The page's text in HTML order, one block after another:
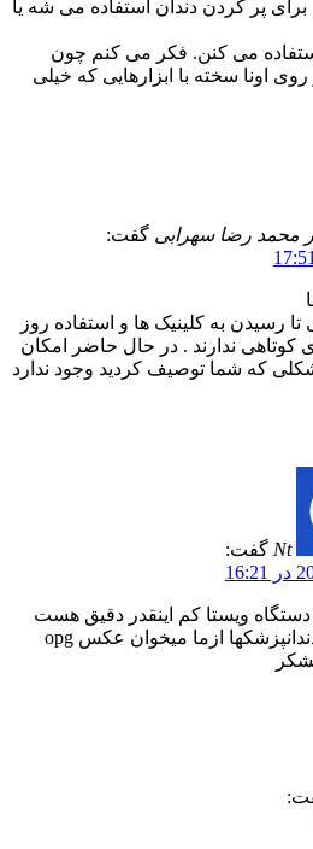
پر کردن دندان استفاده می شه یا
می کنن. فکر می کنم چون
اونا سخته با ابزارهایی که خیلی
محمد رضا سهرابی گفت:
تا رسیدن به کلینیک ها و استفاده روز
کوتاهی ندارند . در حال حاضر امکان
شکلی که شما توصیف کردید وجود ندارد
Nt گفت:
دستگاه ویستا کم اینقدر دقیق هست
پس چرا دندانپزشکها ازما میخوان عکس opg